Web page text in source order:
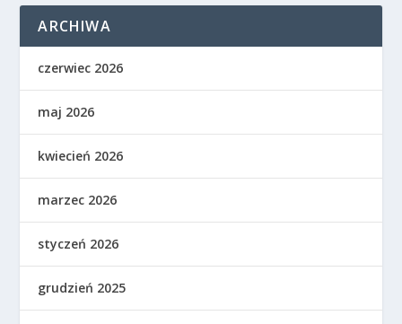
ARCHIWA
czerwiec 2026
maj 2026
kwiecień 2026
marzec 2026
styczeń 2026
grudzień 2025